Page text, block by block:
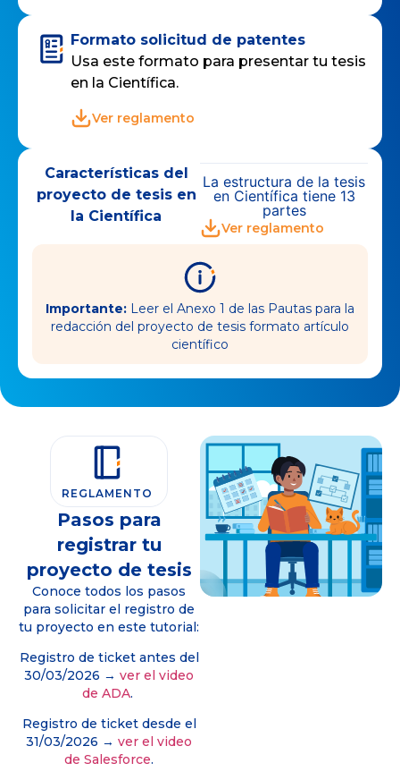
Formato solicitud de patentes
Usa este formato para presentar tu tesis
en la Científica.
Ver reglamento
Características del
proyecto de tesis en
la Científica
La estructura de la tesis
en Científica tiene 13
partes
Ver reglamento
Importante: Leer el Anexo 1 de las Pautas para la
redacción del proyecto de tesis formato artículo
científico
REGLAMENTO
Pasos para
registrar tu
proyecto de tesis
Conoce todos los pasos
para solicitar el registro de
tu proyecto en este tutorial:
Registro de ticket antes del
30/03/2026 → ver el video
de ADA.
Registro de ticket desde el
31/03/2026 → ver el video
de Salesforce.